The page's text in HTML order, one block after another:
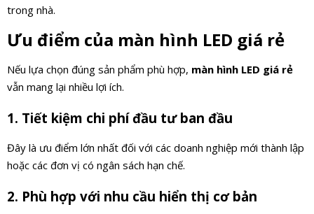
trong nhà.
Ưu điểm của màn hình LED giá rẻ
Nếu lựa chọn đúng sản phẩm phù hợp, màn hình LED giá rẻ
vẫn mang lại nhiều lợi ích.
1. Tiết kiệm chi phí đầu tư ban đầu
Đây là ưu điểm lớn nhất đối với các doanh nghiệp mới thành lập
hoặc các đơn vị có ngân sách hạn chế.
2. Phù hợp với nhu cầu hiển thị cơ bản